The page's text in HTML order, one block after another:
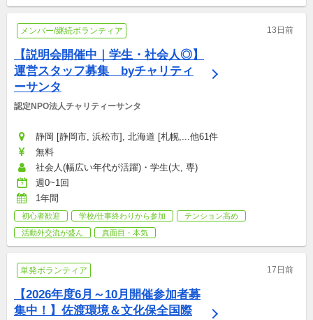
メンバー/継続ボランティア 13日前
【説明会開催中｜学生・社会人◎】
運営スタッフ募集　byチャリティ
ーサンタ
認定NPO法人チャリティーサンタ
静岡 [静岡市, 浜松市], 北海道 [札幌,...他61件
無料
社会人(幅広い年代が活躍)・学生(大, 専)
週0~1回
1年間
初心者歓迎 学校/仕事終わりから参加
テンション高め
活動外交流が盛ん
真面目・本気
単発ボランティア 17日前
【2026年度6月～10月開催参加者募
集中！】佐渡環境＆文化保全国際